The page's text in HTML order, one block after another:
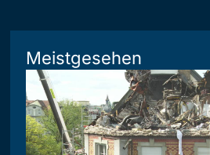
Meistgesehen